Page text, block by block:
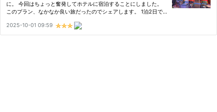
に。 今回はちょっと奮発してホテルに宿泊することにしました。
このプラン、なかなか良い旅だったのでシェアします。 1泊2日で
る人におすすめしたいです。 市川大野駅で途中下車 市川大野駅の
ロ…
2025-10-01 09:59